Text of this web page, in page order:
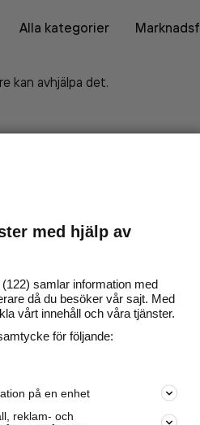
Alla kategorier
kan avhjälpa det.
företaget på
och
nära dig.
med hjälp av
(122) samlar information med
då du besöker vår sajt. Med
vårt innehåll och våra tjänster.
för följande:
på en enhet
reklam- och